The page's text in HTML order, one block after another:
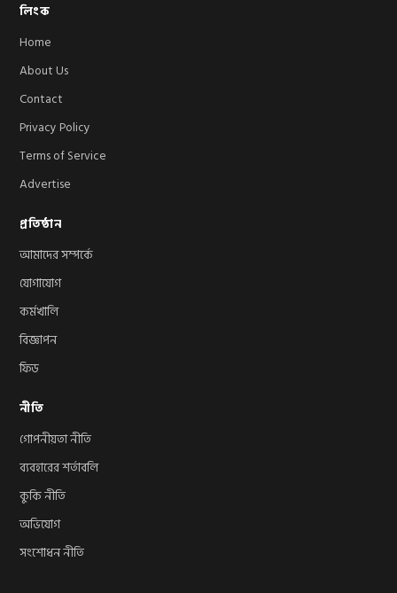
লিংক
Home
About Us
Contact
Privacy Policy
Terms of Service
Advertise
প্রতিষ্ঠান
আমাদের সম্পর্কে
যোগাযোগ
কর্মখালি
বিজ্ঞাপন
ফিড
নীতি
গোপনীয়তা নীতি
ব্যবহারের শর্তাবলি
কুকি নীতি
অভিযোগ
সংশোধন নীতি